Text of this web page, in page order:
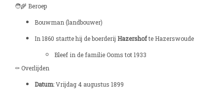
🧑‍🌾 Beroep
Bouwman (landbouwer)
In 1860 startte hij de boerderij Hazershofte Hazerswoude
Bleef in de familie Ooms tot 1933
⚰️ Overlijden
Datum: Vrijdag 4 augustus 1899